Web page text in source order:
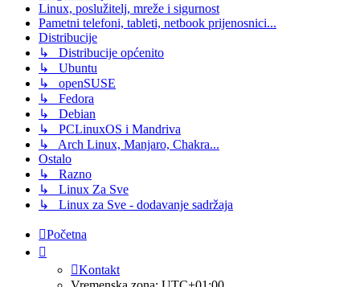
Linux, poslužitelj, mreže i sigurnost
Pametni telefoni, tableti, netbook prijenosnici...
Distribucije
↳ Distribucije općenito
↳ Ubuntu
↳ openSUSE
↳ Fedora
↳ Debian
↳ PCLinuxOS i Mandriva
↳ Arch Linux, Manjaro, Chakra...
Ostalo
↳ Razno
↳ Linux Za Sve
↳ Linux za Sve - dodavanje sadržaja
Početna
Kontakt